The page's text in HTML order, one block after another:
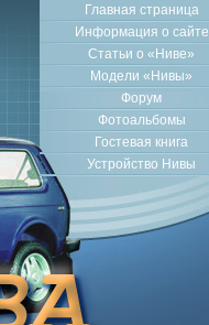
Главная страница
Информация о сайте
Статьи о «Ниве»
Модели «Нивы»
Форум
Фотоальбомы
Гостевая книга
Устройство Нивы